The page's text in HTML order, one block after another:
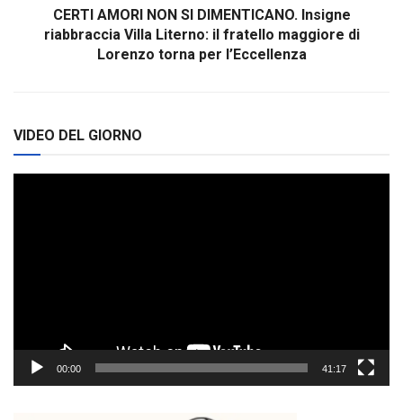
CERTI AMORI NON SI DIMENTICANO. Insigne
riabbraccia Villa Literno: il fratello maggiore di
Lorenzo torna per l’Eccellenza
VIDEO DEL GIORNO
00:00 41:17